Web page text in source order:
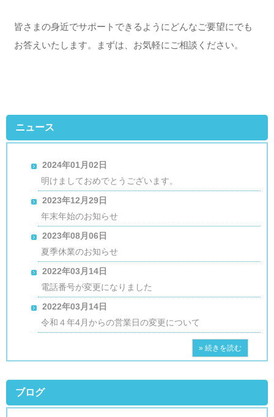
皆さまの身近でサポートできるようにどんなご要望にでも
お答えいたします。まずは、お気軽にご相談ください。
ニュース
2024年01月02日
明けましておめでとうございます。
2023年12月29日
年末年始のお知らせ
2023年08月06日
夏季休業のお知らせ
2022年03月14日
電話番号が変更になりました
2022年03月14日
令和４年4月からの営業日の変更について
» 続きを読む
ブログ